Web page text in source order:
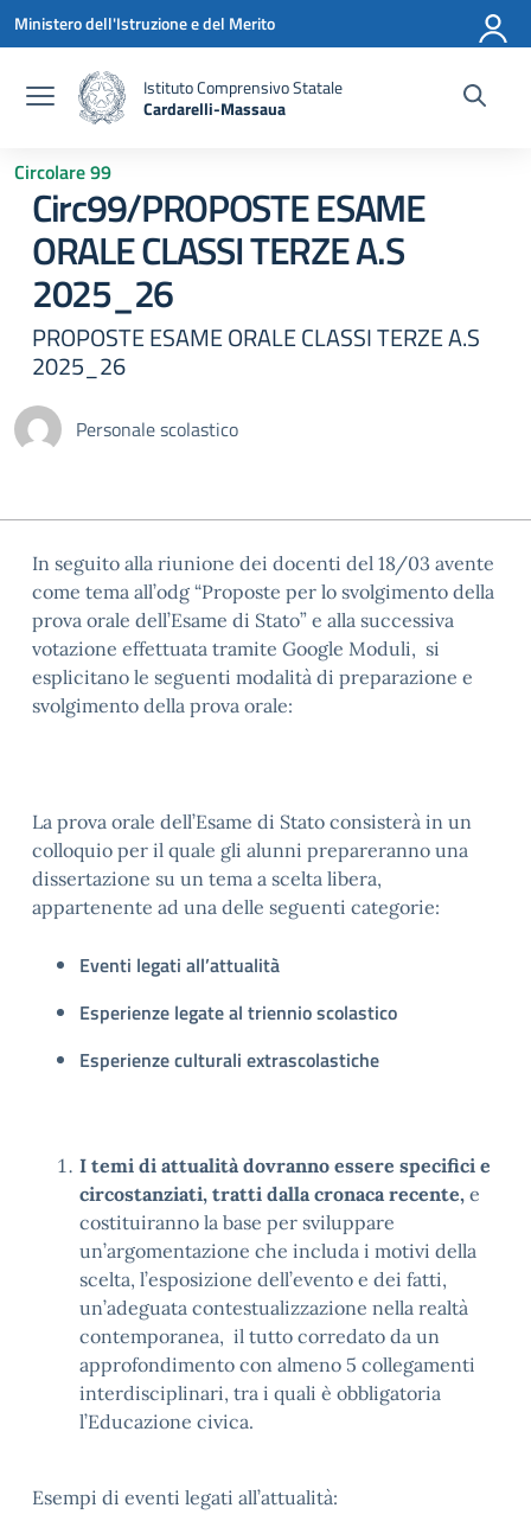
Vai ai contenuti
Vai al menu di navigazione
Vai al footer
Ministero dell'Istruzione e del Merito
Istituto Comprensivo Statale
Cardarelli-Massaua
Circolare 99
Circ99/PROPOSTE ESAME
ORALE CLASSI TERZE A.S
2025_26
PROPOSTE ESAME ORALE CLASSI TERZE A.S
2025_26
Personale scolastico
In seguito alla riunione dei docenti del 18/03 avente
come tema all’odg “Proposte per lo svolgimento della
prova orale dell’Esame di Stato” e alla successiva
votazione effettuata tramite Google Moduli, si
esplicitano le seguenti modalità di preparazione e
svolgimento della prova orale:
La prova orale dell’Esame di Stato consisterà in un
colloquio per il quale gli alunni prepareranno una
dissertazione su un tema a scelta libera,
appartenente ad una delle seguenti categorie:
Eventi legati all’attualità
Esperienze legate al triennio scolastico
Esperienze culturali extrascolastiche
I temi di attualità dovranno essere specifici e
circostanziati, tratti dalla cronaca recente, e
costituiranno la base per sviluppare
un’argomentazione che includa i motivi della
scelta, l’esposizione dell’evento e dei fatti,
un’adeguata contestualizzazione nella realtà
contemporanea, il tutto corredato da un
approfondimento con almeno 5 collegamenti
interdisciplinari, tra i quali è obbligatoria
l’Educazione civica.
Esempi di eventi legati all’attualità: